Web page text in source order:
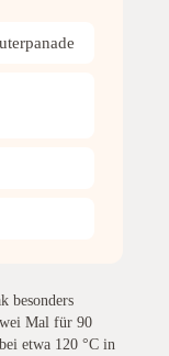
besonders
Mal für 90
etwa 120 °C in